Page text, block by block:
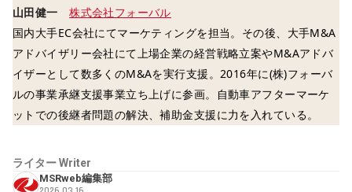
山田健一
株式会社フォーバル
国内大手EC会社にてマーケティングを担当。その後、大手M&A
アドバイザリー会社にて上場企業の経営戦略立案やM&Aアドバ
イザーとして数多くのM&Aを実行支援。2016年に(株)フォーバ
ルの事業承継支援事業立ち上げに参画。自動車アフターマーケ
ットでの後継者問題の解決、補助金支援に力を入れている。
ライターWriter
MSRweb編集部